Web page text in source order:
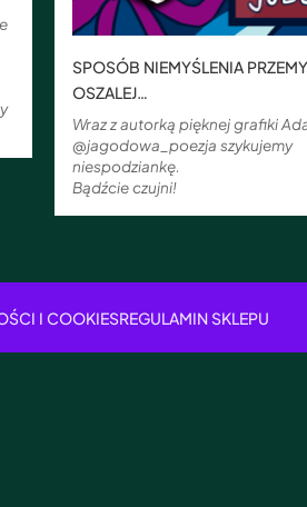
SPOSÓB NIEMYŚLENIA
OSZALEJ…
Wraz z autorką pięknej grafiki
@jagodowa_poezja szykujemy
niespodziankę.
Bądźcie czujni!
I COOKIESREGULAMIN SKLEPU